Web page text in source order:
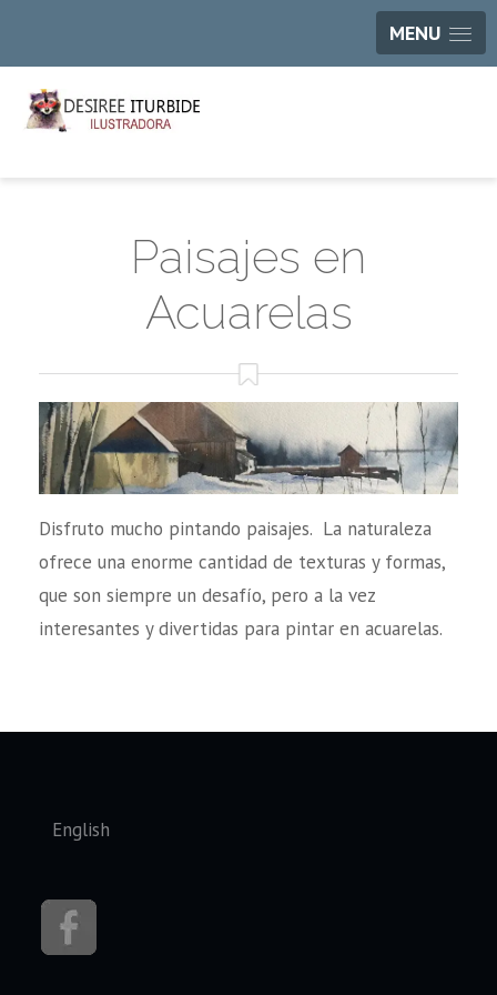
MENU
Paisajes en
Acuarelas
Disfruto mucho pintando paisajes. La naturaleza
ofrece una enorme cantidad de texturas y formas,
que son siempre un desafío, pero a la vez
interesantes y divertidas para pintar en acuarelas.
Seleccione su idioma
English